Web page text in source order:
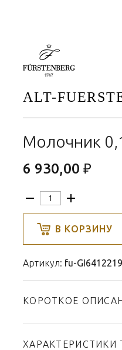
ALT-
Молочник
6 930,00 ₽
В КОРЗИНУ
Артикул: fu-
КОРОТКОЕ
ХАРАКТЕРИСТИКИ